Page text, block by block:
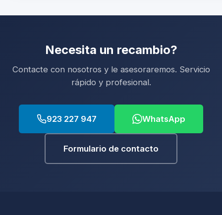
Necesita un recambio?
Contacte con nosotros y le asesoraremos. Servicio
rápido y profesional.
923 227 947 WhatsApp
Formulario de contacto